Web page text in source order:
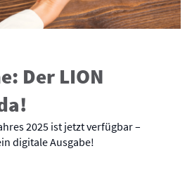
Der LION
2025 ist jetzt verfügbar –
digitale Ausgabe!